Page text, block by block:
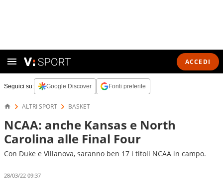
ACCEDI
Seguici su: Google Discover Fonti preferite
ALTRI SPORT BASKET
NCAA: anche Kansas e North
Carolina alle Final Four
Con Duke e Villanova, saranno ben 17 i titoli NCAA in campo.
28/03/22 09:37